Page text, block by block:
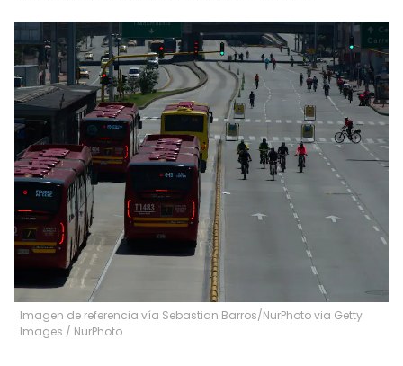
Imagen de referencia vía Sebastian Barros/NurPhoto via Getty
Images / NurPhoto